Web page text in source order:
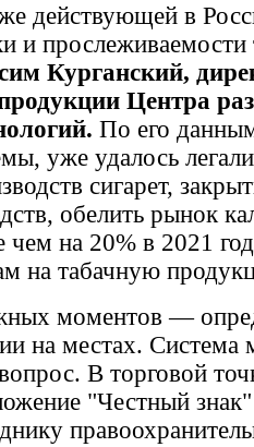
действующей в
и прослеживаемости
Курганский,
Центра
По его
уже удалось
сигарет,
обелить рынок
чем на 20% в 2021
на табачную
моментов —
на местах. Система
В торговой
"Честный знак"